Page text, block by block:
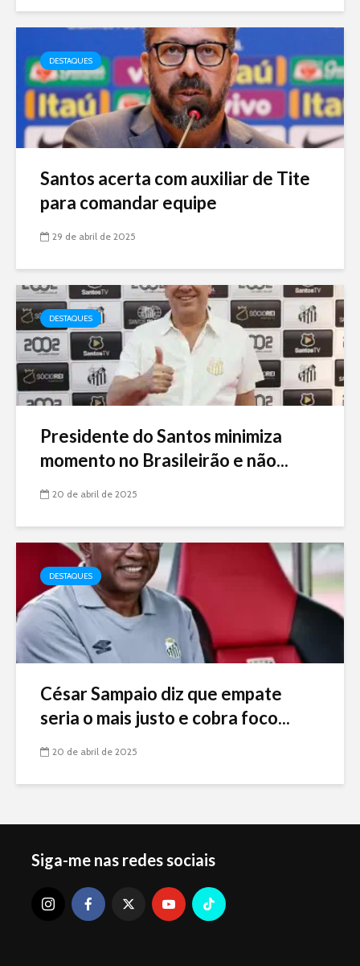
DESTAQUES
Santos acerta com auxiliar de Tite
para comandar equipe
29 de abril de 2025
DESTAQUES
Presidente do Santos minimiza
momento no Brasileirão e não...
20 de abril de 2025
DESTAQUES
César Sampaio diz que empate
seria o mais justo e cobra foco...
20 de abril de 2025
Siga-me nas redes sociais